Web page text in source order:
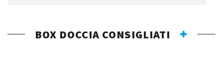
BOX DOCCIA CONSIGLIATI